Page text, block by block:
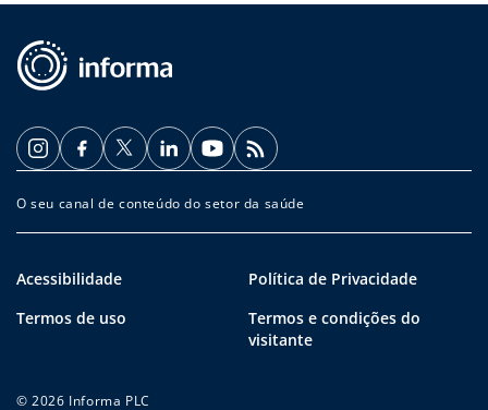
O seu canal de conteúdo do setor da saúde
Acessibilidade
Política de Privacidade
Termos de uso
Termos e condições do
visitante
© 2026 Informa PLC